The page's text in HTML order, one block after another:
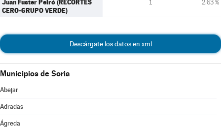
Juan Fuster Peiró (RECORTES
CERO-GRUPO VERDE)
1 2,63 %
Descárgate los datos en xml
Municipios de Soria
Abejar
Adradas
Ágreda